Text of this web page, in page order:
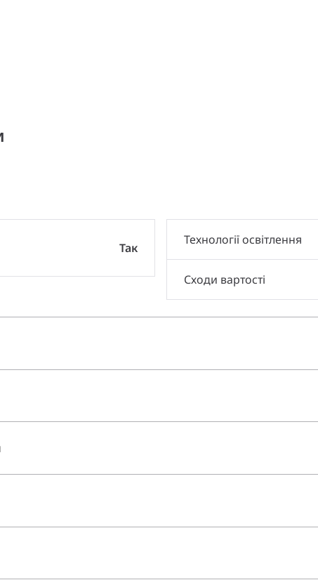
Так
Технології освітлення
Сходи вартості